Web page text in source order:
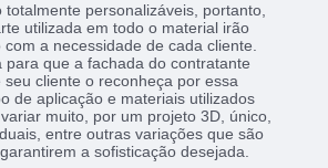
totalmente personalizáveis, portanto,
utilizada em todo o material irão
a necessidade de cada cliente.
para que a fachada do contratante
seu cliente o reconheça por essa
de aplicação e materiais utilizados
muito, por um projeto 3D, único,
entre outras variações que são
a sofisticação desejada.